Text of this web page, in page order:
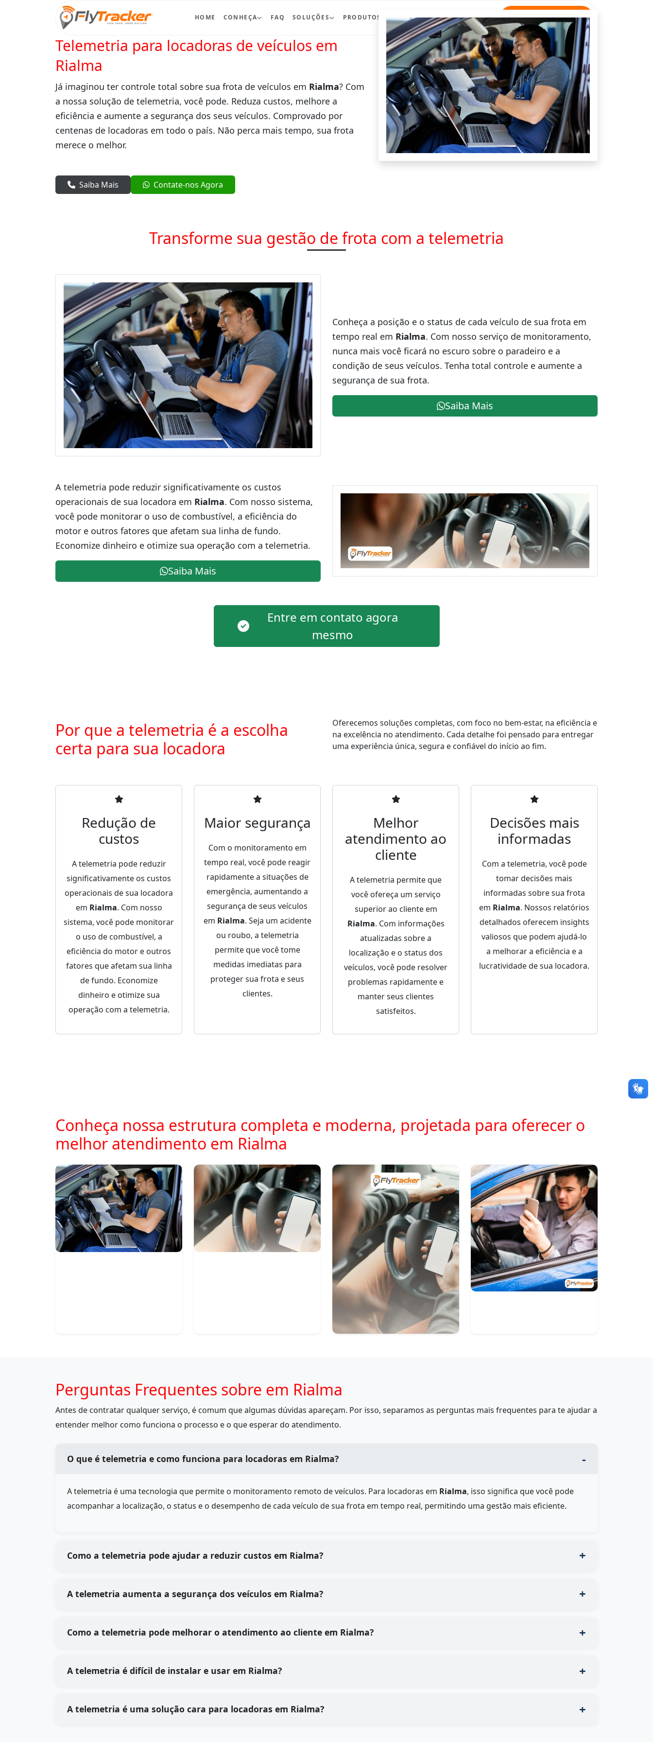
Rastreamento
HOME CONHEÇA FAQ SOLUÇÕES PRODUTOS BLOG CONTATO
Unidade Rialma
Telemetria para locadoras de veículos em
Rialma
Já imaginou ter controle total sobre sua frota de veículos em Rialma? Com
a nossa solução de telemetria, você pode. Reduza custos, melhore a
eficiência e aumente a segurança dos seus veículos. Comprovado por
centenas de locadoras em todo o país. Não perca mais tempo, sua frota
merece o melhor.
Saiba Mais Contate-nos Agora
Transforme sua gestão de frota com a telemetria
Conheça a posição e o status de cada veículo de sua frota em
tempo real em Rialma. Com nosso serviço de monitoramento,
nunca mais você ficará no escuro sobre o paradeiro e a
condição de seus veículos. Tenha total controle e aumente a
segurança de sua frota.
Saiba Mais
A telemetria pode reduzir significativamente os custos
operacionais de sua locadora em Rialma. Com nosso sistema,
você pode monitorar o uso de combustível, a eficiência do
motor e outros fatores que afetam sua linha de fundo.
Economize dinheiro e otimize sua operação com a telemetria.
Saiba Mais
Entre em contato agora
mesmo
Por que a telemetria é a escolha
certa para sua locadora
Oferecemos soluções completas, com foco no bem-estar, na eficiência e
na excelência no atendimento. Cada detalhe foi pensado para entregar
uma experiência única, segura e confiável do início ao fim.
Redução de
custos
A telemetria pode reduzir
significativamente os custos
operacionais de sua locadora
em Rialma. Com nosso
sistema, você pode monitorar
o uso de combustível, a
eficiência do motor e outros
fatores que afetam sua linha
de fundo. Economize
dinheiro e otimize sua
operação com a telemetria.
Maior segurança
Com o monitoramento em
tempo real, você pode reagir
rapidamente a situações de
emergência, aumentando a
segurança de seus veículos
em Rialma. Seja um acidente
ou roubo, a telemetria
permite que você tome
medidas imediatas para
proteger sua frota e seus
clientes.
Melhor
atendimento ao
cliente
A telemetria permite que
você ofereça um serviço
superior ao cliente em
Rialma. Com informações
atualizadas sobre a
localização e o status dos
veículos, você pode resolver
problemas rapidamente e
manter seus clientes
satisfeitos.
Decisões mais
informadas
Com a telemetria, você pode
tomar decisões mais
informadas sobre sua frota
em Rialma. Nossos relatórios
detalhados oferecem insights
valiosos que podem ajudá-lo
a melhorar a eficiência e a
lucratividade de sua locadora.
Conheça nossa estrutura completa e moderna, projetada para oferecer o
melhor atendimento em Rialma
Perguntas Frequentes sobre em Rialma
Antes de contratar qualquer serviço, é comum que algumas dúvidas apareçam. Por isso, separamos as perguntas mais frequentes para te ajudar a
entender melhor como funciona o processo e o que esperar do atendimento.
O que é telemetria e como funciona para locadoras em Rialma?
A telemetria é uma tecnologia que permite o monitoramento remoto de veículos. Para locadoras em Rialma, isso significa que você pode
acompanhar a localização, o status e o desempenho de cada veículo de sua frota em tempo real, permitindo uma gestão mais eficiente.
Como a telemetria pode ajudar a reduzir custos em Rialma?
A telemetria aumenta a segurança dos veículos em Rialma?
Como a telemetria pode melhorar o atendimento ao cliente em Rialma?
A telemetria é difícil de instalar e usar em Rialma?
A telemetria é uma solução cara para locadoras em Rialma?